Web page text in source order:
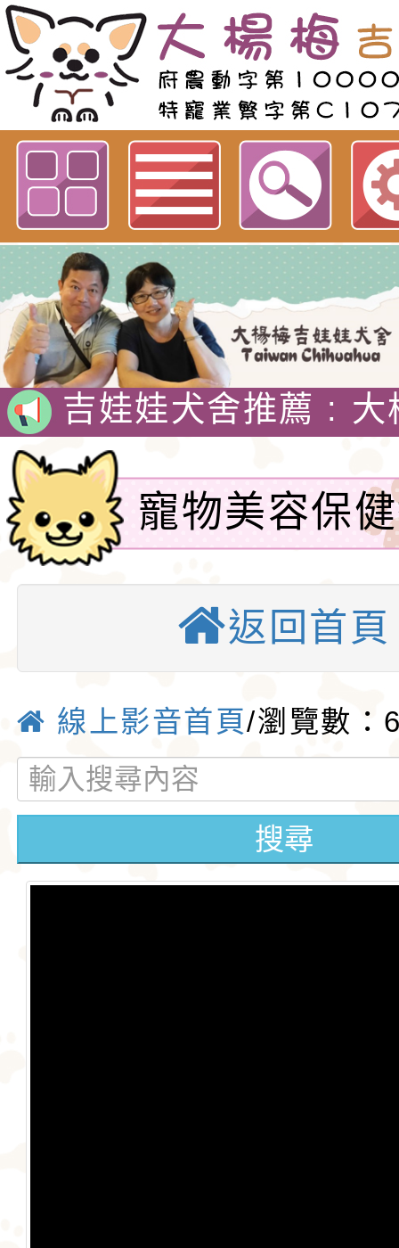
歡迎參觀：定點大小便進階版！圍
成功嗎？網站
吉娃娃專賣店 : 大楊
犬舍 。
吉娃娃犬舍推薦 : 大
娃犬舍
4月30日出生的小朋
吉娃娃有堅韌的意
警惕，動作迅速，以
格和嬌小的體型廣受
愛。吉娃娃犬犬不
小型玩具犬，同時也
犬的狩獵與防範本能
似梗類犬的氣質。
1890年，墨西哥總
娃娃藏在花束裡，送
后阿德麗娜‧芭蒂
Patti），後者對外
娃娃成為家喻戶曉的
吉娃娃專賣店 : 大楊
犬舍 。
吉娃娃犬舍推薦 :
娃犬舍
4月30日出生的小朋
吉娃娃有堅韌的意志
警惕，動作迅速，以
格和嬌小的體型廣受
愛。吉娃娃犬犬不
小型玩具犬，同時也
1890年，墨西哥總
娃娃藏在花束裡，送
后阿德麗娜‧芭蒂
Patti），後者對外
寵物美容保
點大小便進
欄拿掉之後
嗎？-吉娃娃
返回首頁
線上影音首頁/瀏覽數：
搜尋